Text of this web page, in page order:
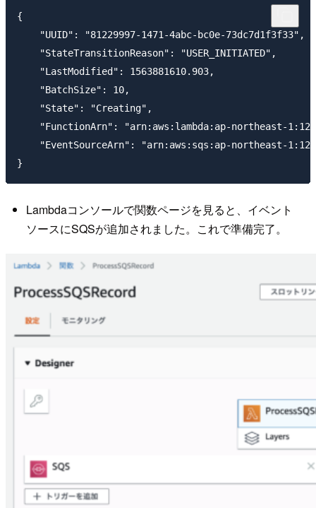
{
    "UUID": "81229997-1471-4abc-bc0e-73dc7d1f3f33",
    "StateTransitionReason": "USER_INITIATED",
    "LastModified": 1563881610.903,
    "BatchSize": 10,
    "State": "Creating",
"FunctionArn": "arn:aws:lambda:ap-northeast-
"EventSourceArn": "arn:aws:sqs:ap-northeast-
Lambdaコンソールで関数ページを見ると、イベント
ソースにSQSが追加されました。これで準備完了。